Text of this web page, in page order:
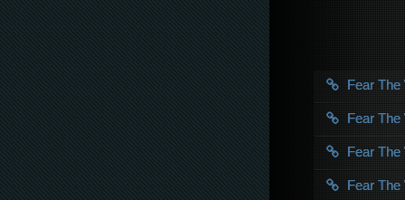
Fear
Fear
Fear
Fear